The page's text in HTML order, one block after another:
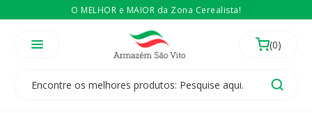
O MELHOR e MAIOR da Zona Cerealista!
Temos 3 lojas físicas na Zona Cerealista de São Paulo!
É revendedor? EntãoCompre no atacado